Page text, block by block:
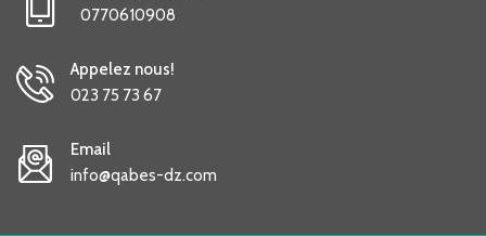
0770610908
Appelez nous!
023 75 73 67
Email
info@qabes-dz.com